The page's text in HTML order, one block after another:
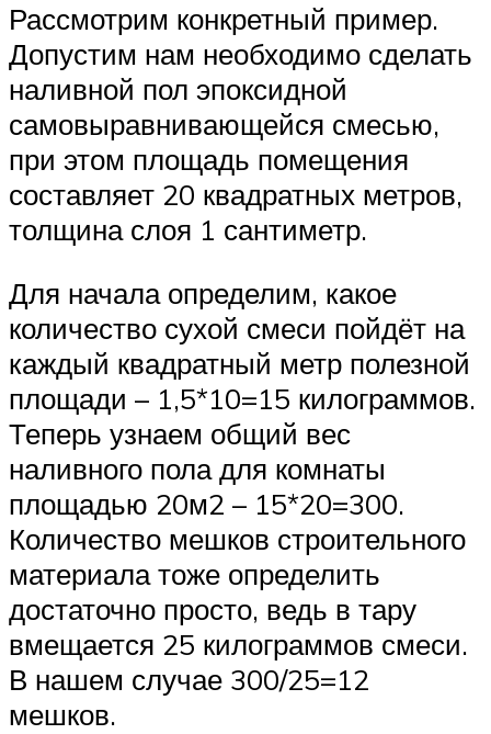
Рассмотрим конкретный пример.
Допустим нам необходимо сделать
наливной пол эпоксидной
самовыравнивающейся смесью,
при этом площадь помещения
составляет 20 квадратных метров,
толщина слоя 1 сантиметр.
Для начала определим, какое
количество сухой смеси пойдёт на
каждый квадратный метр полезной
площади – 1,5*10=15 килограммов.
Теперь узнаем общий вес
наливного пола для комнаты
площадью 20м2 – 15*20=300.
Количество мешков строительного
материала тоже определить
достаточно просто, ведь в тару
вмещается 25 килограммов смеси.
В нашем случае 300/25=12
мешков.